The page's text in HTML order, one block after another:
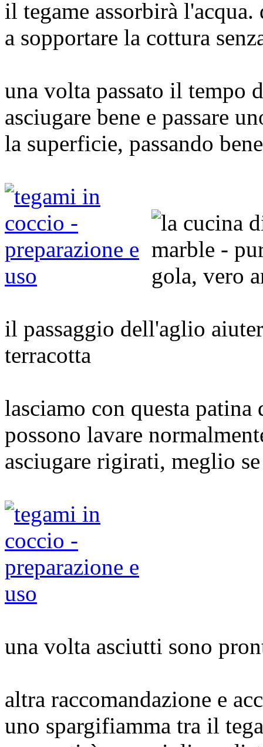
il tegame assorbirà
a sopportare la cottura
una volta passato il tempo
asciugare bene e passare
la superficie, passando
il passaggio dell'aglio
terracotta
lasciamo con questa
possono lavare
asciugare rigirati, meglio
una volta asciutti sono
altra raccomandazione e
uno spargifiamma tra il